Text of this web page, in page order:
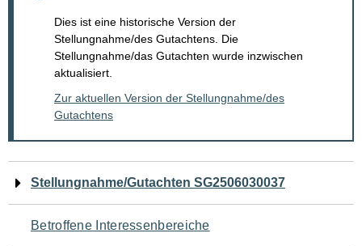
Dies ist eine historische Version der
Stellungnahme/des Gutachtens. Die
Stellungnahme/das Gutachten wurde inzwischen
aktualisiert.
Zur aktuellen Version der Stellungnahme/des
Gutachtens
Navigation
für
Stellungnahme/Gutachten SG2506030037
Betroffene Interessenbereiche